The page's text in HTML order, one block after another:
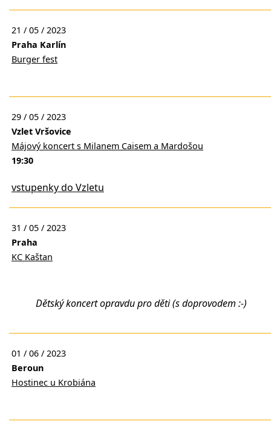
21 / 05 / 2023
Praha Karlín
Burger fest
29 / 05 / 2023
Vzlet Vršovice
Májový koncert s Milanem Caisem a Mardošou
19:30
vstupenky do Vzletu
31 / 05 / 2023
Praha
KC Kaštan
Dětský koncert opravdu pro děti (s doprovodem :-)
01 / 06 / 2023
Beroun
Hostinec u Krobiána